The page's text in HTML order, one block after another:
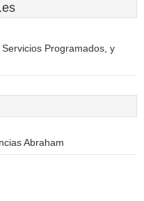
Programados, y
Abraham